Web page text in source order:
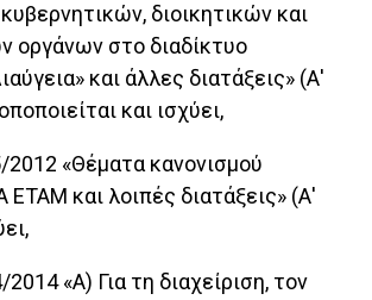
διοικητικών και
οργάνων στο διαδίκτυο
και άλλες διατάξεις» (Α'
και ισχύει,
2012 «Θέματα κανονισμού
ΕΤΑΜ και λοιπές διατάξεις» (Α'
«Α) Για τη διαχείριση, τον